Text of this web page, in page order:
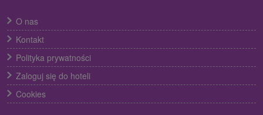
O nas
Kontakt
Polityka prywatności
Zaloguj się do hoteli
Cookies